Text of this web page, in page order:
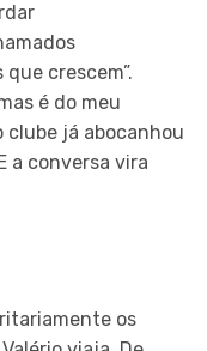
crescem”.
é do meu
clube já abocanhou
a conversa vira
os